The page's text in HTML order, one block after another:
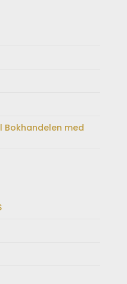
Bokhandelen med